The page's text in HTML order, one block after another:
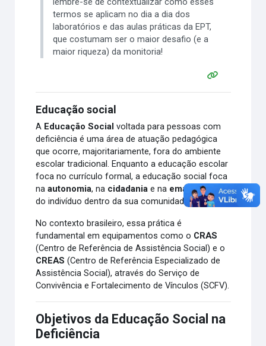
termos se aplicam no dia a dia dos
laboratórios e das aulas práticas da EPT,
que costumam ser o maior desafio (e a
maior riqueza) da monitoria!
Educação social
A Educação Social voltada para pessoas com
deficiência é uma área de atuação pedagógica
que ocorre, majoritariamente, fora do ambiente
escolar tradicional. Enquanto a educação escolar
foca no currículo formal, a educação social foca
na autonomia, na cidadaniae na emancipação
do indivíduo dentro da sua comunidade.
No contexto brasileiro, essa prática é
fundamental em equipamentos como o CRAS
(Centro de Referência de Assistência Social) e o
CREAS (Centro de Referência Especializado de
Assistência Social), através do Serviço de
Convivência e Fortalecimento de Vínculos (SCFV).
Objetivos da Educação Social na
Deficiência